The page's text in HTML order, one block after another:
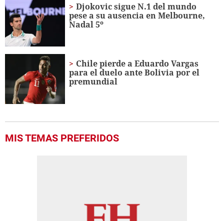
Djokovic sigue N.1 del mundo
pese a su ausencia en Melbourne,
Nadal 5º
Chile pierde a Eduardo Vargas
para el duelo ante Bolivia por el
premundial
MIS TEMAS PREFERIDOS